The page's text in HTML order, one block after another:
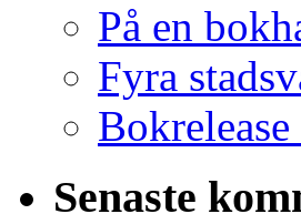
På en
Fyra
Senaste